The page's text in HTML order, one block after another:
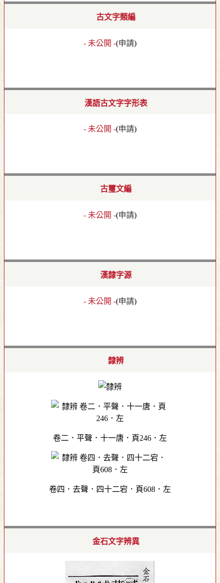
古文字類編
- 未公開 -(申請)
漢語古文字字形表
- 未公開 -(申請)
古璽文編
- 未公開 -(申請)
漢隸字源
- 未公開 -(申請)
隸辨
卷二．平聲．十一唐．頁246．左
卷四．去聲．四十二宕．頁608．左
金石文字辨異